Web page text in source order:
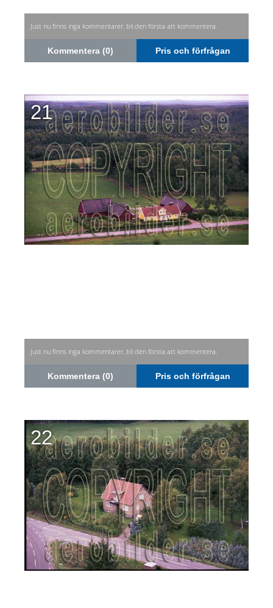
Just nu finns inga kommentarer, bli den första att kommentera.
Kommentera (0) Pris och förfrågan
21
Just nu finns inga kommentarer, bli den första att kommentera.
Kommentera (0) Pris och förfrågan
22